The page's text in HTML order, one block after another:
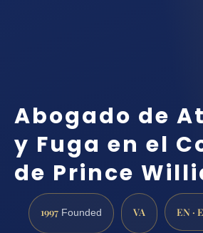
Abogado de
y Fuga en el
de Prince
1997 Founded VA EN ·